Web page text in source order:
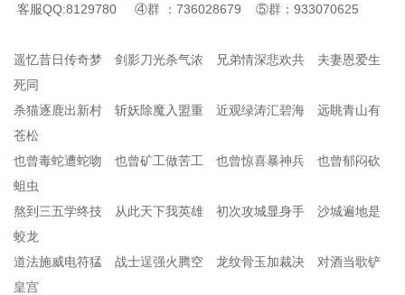
客服QQ:8129780 ④群 ：736028679 ⑤群：933070625
遥忆昔日传奇梦 剑影刀光杀气浓 兄弟情深悲欢共 夫妻恩爱生
死同
杀猫逐鹿出新村 斩妖除魔入盟重 近观绿涛汇碧海 远眺青山有
苍松
也曾毒蛇遭蛇吻 也曾矿工做苦工 也曾惊喜暴神兵 也曾郁闷砍
蛆虫
熬到三五学终技 从此天下我英雄 初次攻城显身手 沙城遍地是
蛟龙
道法施威电符猛 战士逞强火腾空 龙纹骨玉加裁决 对酒当歌铲
皇宫